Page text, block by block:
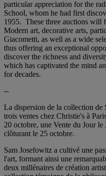
particular appreciation for the
School, whom he had first
1955. These three auctions will
Modern art, decorative arts,
Giacometti, as well as a wide
thus offering an exceptional
discover the richness and
which has captivated the mind
for decades.
--
La dispersion de la collection de
trois ventes chez Christie's à
20 octobre, une Vente du Jour
clôturant le 25 octobre.
Sam Josefowitz a cultivé une
l'art, formant ainsi une
deux millénaires de création